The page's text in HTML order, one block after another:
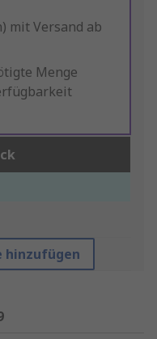
mit Versand ab
Menge
hinzufügen